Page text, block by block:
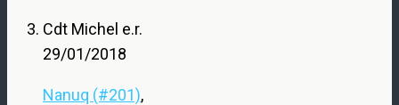
Cdt Michel e.r.
29/01/2018
Nanuq (#201),